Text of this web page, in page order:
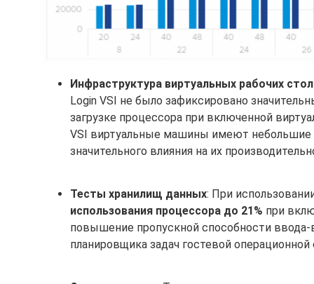
Инфраструктура виртуальных рабочих
Login VSI не было зафиксировано
загрузке процессора при включенной
VSI виртуальные машины имеют небольшие
значительного влияния на их
Тесты хранилищ данных: При
использования процессора до 21% при
повышение пропускной способности ввода-
планировщика задач гостевой